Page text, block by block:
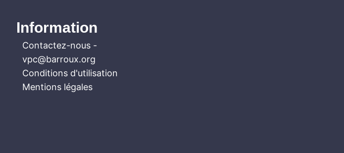
Information
Contactez-nous -
vpc@barroux.org
Conditions d'utilisation
Mentions légales